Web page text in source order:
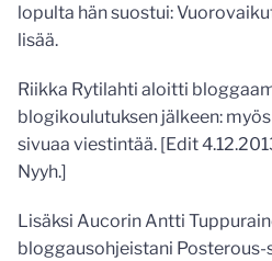
lopulta hän suostui:
lisää.
Riikka Rytilahti aloitti
blogikoulutuksen jälkeen: myös
sivuaa viestintää. [Edit
Nyyh.]
Lisäksi Aucorin Antti
bloggausohjeistani Posterous-